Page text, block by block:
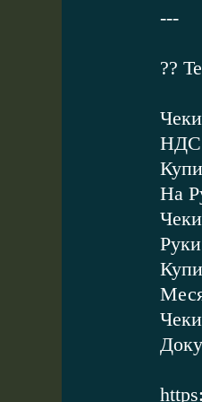
---
??
НДС
На
Руки